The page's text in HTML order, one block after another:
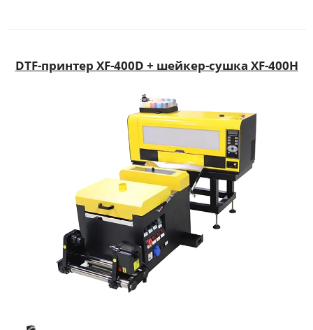
DTF-принтер XF-400D + шейкер-сушка XF-400H